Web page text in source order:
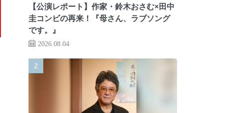
【公演レポート】作家・鈴木おさむ×田中
圭コンビの再来！『母さん、ラブソング
です。』
2026.08.04